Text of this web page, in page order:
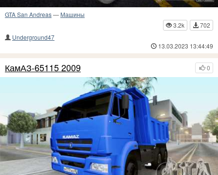
GTA San Andreas— Машины
3.2k
702
Underground47
13.03.2023 13:44:49
0
КамАЗ-65115 2009